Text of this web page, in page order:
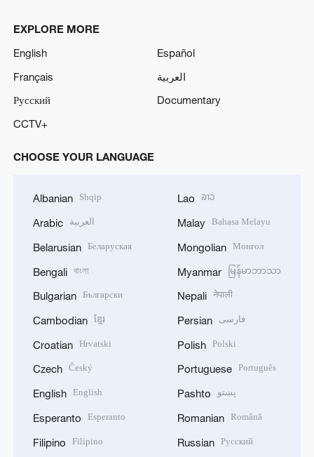
EXPLORE MORE
English
Español
Français
العربية
Русский
Documentary
CCTV+
CHOOSE YOUR LANGUAGE
Albanian Shqip
Arabic العربية
Belarusian Беларуская
Bengali বাংলা
Bulgarian Български
Cambodian ខ្មែរ
Croatian Hrvatski
Czech Český
English English
Esperanto Esperanto
Filipino Filipino
Lao ລາວ
Malay Bahasa Melayu
Mongolian Монгол
Myanmar မြန်မာဘာသာ
Nepali नेपाली
Persian فارسی
Polish Polski
Portuguese Português
Pashto پښتو
Romanian Română
Russian Русский